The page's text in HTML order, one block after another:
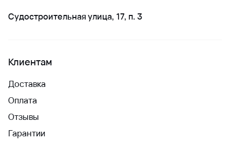
Судостроительная улица, 17, п. 3
Клиентам
Доставка
Оплата
Отзывы
Гарантии